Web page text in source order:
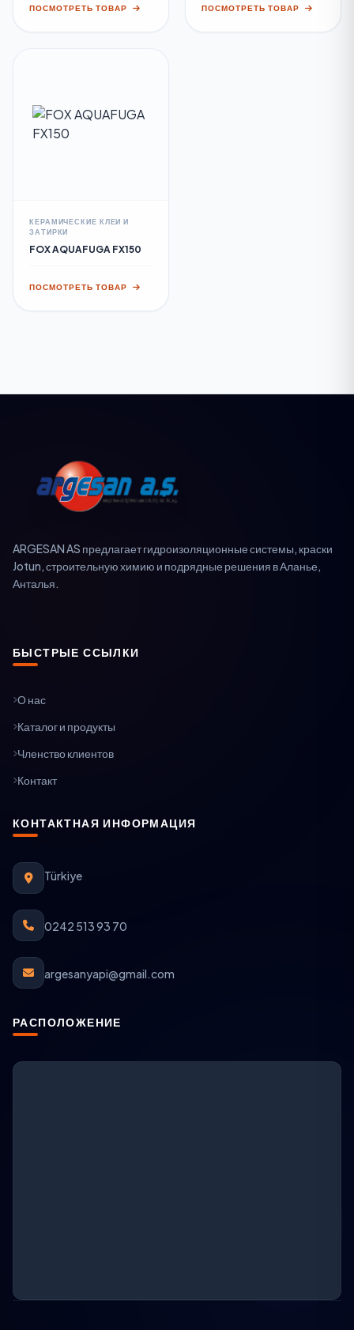
ПОСМОТРЕТЬ ТОВАР ПОСМОТРЕТЬ ТОВАР
КЕРАМИЧЕСКИЕ КЛЕИ И
ЗАТИРКИ
FOX AQUAFUGA FX150
ПОСМОТРЕТЬ ТОВАР
ARGESAN AS предлагает гидроизоляционные системы, краски
Jotun, строительную химию и подрядные решения в Аланье,
Анталья.
БЫСТРЫЕ ССЫЛКИ
О нас
Каталог и продукты
Членство клиентов
Контакт
КОНТАКТНАЯ ИНФОРМАЦИЯ
Türkiye
0242 513 93 70
argesanyapi@gmail.com
РАСПОЛОЖЕНИЕ